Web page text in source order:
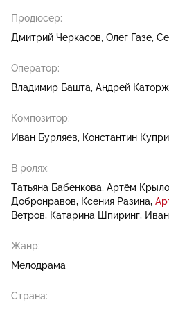
Продюсер:
Дмитрий Черкасов Олег Газе
Оператор:
Владимир Башта Андрей
Композитор:
Иван Бурляев
Константин
В ролях:
Татьяна Бабенкова Артём
Добронравов
Ксения Разина
Ветров
Катарина Шпиринг
Жанр:
Мелодрама
Страна: